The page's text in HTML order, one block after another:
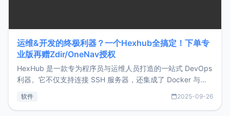
运维&开发的终极利器？一个Hexhub全搞定！下单专
业版再赠Zdir/OneNav授权
HexHub 是一款专为程序员与运维人员打造的一站式 DevOps
利器。它不仅支持连接 SSH 服务器，还集成了 Docker 与常
件间频繁切换，仅凭 HexHub 即可同时搞定运维与数据库操
软件 2025-09-26